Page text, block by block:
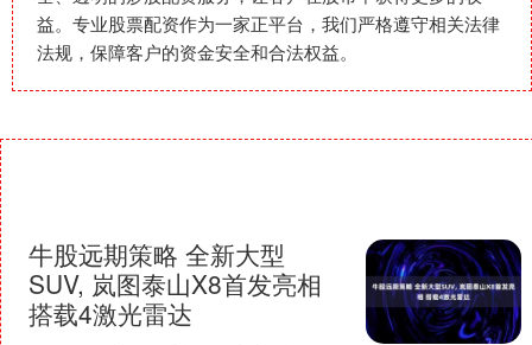
益。专业股票配资作为一家正平台，我们严格遵守相关法律
法规，保障客户的资金安全和合法权益。
牛股远期策略 全新大型
SUV, 岚图泰山X8首发亮相
搭载4激光雷达